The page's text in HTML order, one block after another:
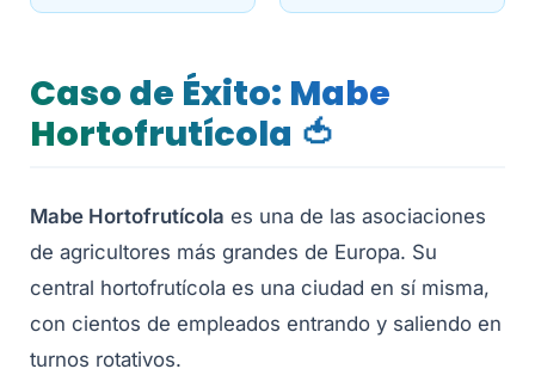
Caso de Éxito: Mabe
Hortofrutícola 🍅
Mabe Hortofrutícola es una de las asociaciones
de agricultores más grandes de Europa. Su
central hortofrutícola es una ciudad en sí misma,
con cientos de empleados entrando y saliendo en
turnos rotativos.